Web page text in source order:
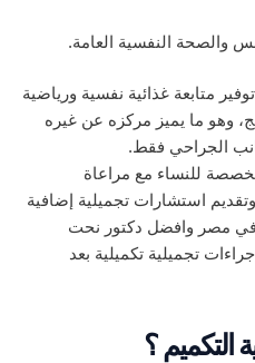
والصحة النفسية العامة.
متابعة غذائية نفسية ورياضية
وهو ما يميز مركزه عن غيره
الجراحي فقط.
للنساء مع مراعاة
استشارات تجميلية إضافية
مصر وافضل دكتور نحت
تجميلية تكميلية بعد
؟